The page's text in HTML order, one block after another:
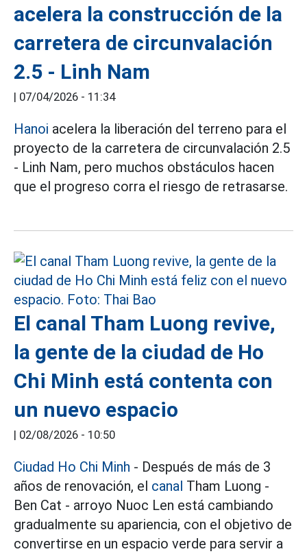
acelera la construcción de la
carretera de circunvalación
2.5 - Linh Nam
| 07/04/2026 - 11:34
Hanoi acelera la liberación del terreno para el
proyecto de la carretera de circunvalación 2.5
- Linh Nam, pero muchos obstáculos hacen
que el progreso corra el riesgo de retrasarse.
El canal Tham Luong revive,
la gente de la ciudad de Ho
Chi Minh está contenta con
un nuevo espacio
| 02/08/2026 - 10:50
Ciudad Ho Chi Minh - Después de más de 3
años de renovación, el canal Tham Luong -
Ben Cat - arroyo Nuoc Len está cambiando
gradualmente su apariencia, con el objetivo de
convertirse en un espacio verde para servir a